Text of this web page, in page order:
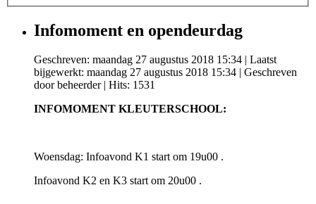
Infomoment en opendeurdag
Geschreven: maandag 27 augustus 2018 15:34
Laatst
bijgewerkt: maandag 27 augustus 2018 15:34
Geschreven
door beheerder| Hits: 1531
INFOMOMENT KLEUTERSCHOOL:
Woensdag: Infoavond K1 start om 19u00 .
Infoavond K2 en K3 start om 20u00 .